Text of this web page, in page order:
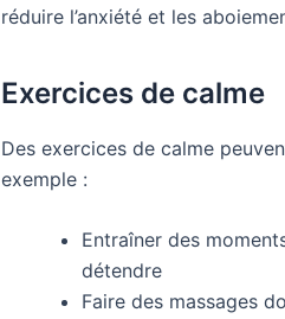
réduire l’anxiété et les
Exercices de calme
Des exercices de calme
exemple :
Entraîner des
détendre
Faire des massages